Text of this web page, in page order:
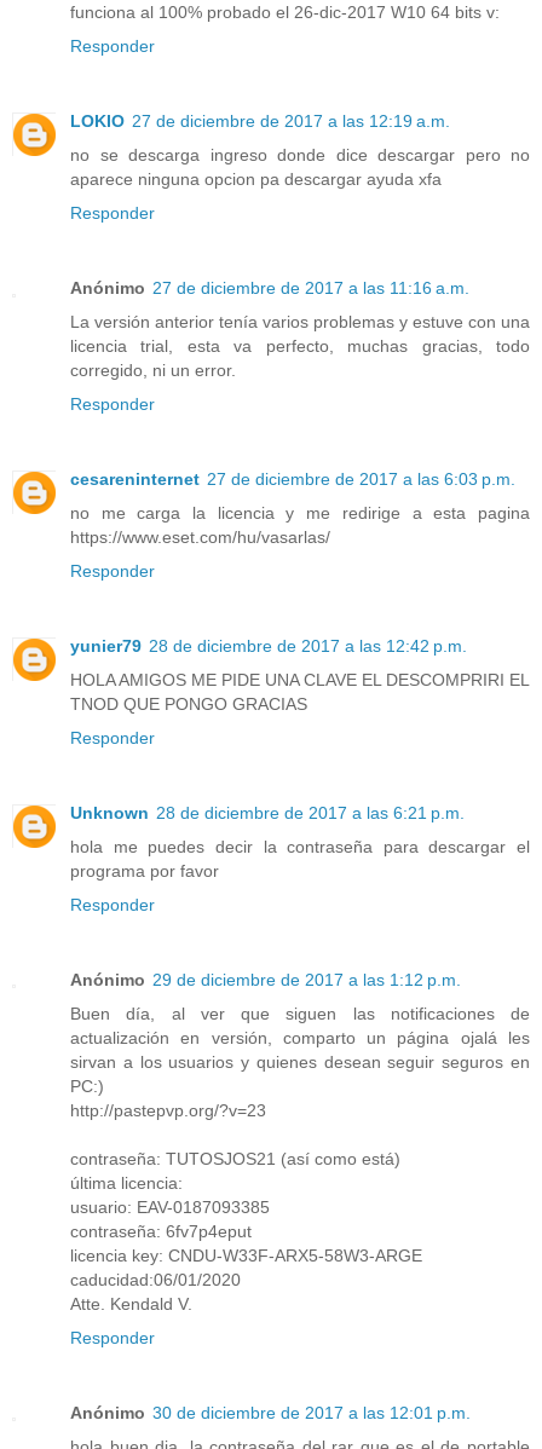
funciona al 100% probado el 26-dic-2017 W10 64 bits v:
Responder
LOKIO 27 de diciembre de 2017 a las 12:19 a.m.
no se descarga ingreso donde dice descargar pero no
aparece ninguna opcion pa descargar ayuda xfa
Responder
Anónimo 27 de diciembre de 2017 a las 11:16 a.m.
La versión anterior tenía varios problemas y estuve con una
licencia trial, esta va perfecto, muchas gracias, todo
corregido, ni un error.
Responder
cesareninternet 27 de diciembre de 2017 a las 6:03 p.m.
no me carga la licencia y me redirige a esta pagina
https://www.eset.com/hu/vasarlas/
Responder
yunier79 28 de diciembre de 2017 a las 12:42 p.m.
HOLA AMIGOS ME PIDE UNA CLAVE EL DESCOMPRIRI EL
TNOD QUE PONGO GRACIAS
Responder
Unknown 28 de diciembre de 2017 a las 6:21 p.m.
hola me puedes decir la contraseña para descargar el
programa por favor
Responder
Anónimo 29 de diciembre de 2017 a las 1:12 p.m.
Buen día, al ver que siguen las notificaciones de
actualización en versión, comparto un página ojalá les
sirvan a los usuarios y quienes desean seguir seguros en
PC:)
http://pastepvp.org/?v=23
contraseña: TUTOSJOS21 (así como está)
última licencia:
usuario: EAV-0187093385
contraseña: 6fv7p4eput
licencia key: CNDU-W33F-ARX5-58W3-ARGE
caducidad:06/01/2020
Atte. Kendald V.
Responder
Anónimo 30 de diciembre de 2017 a las 12:01 p.m.